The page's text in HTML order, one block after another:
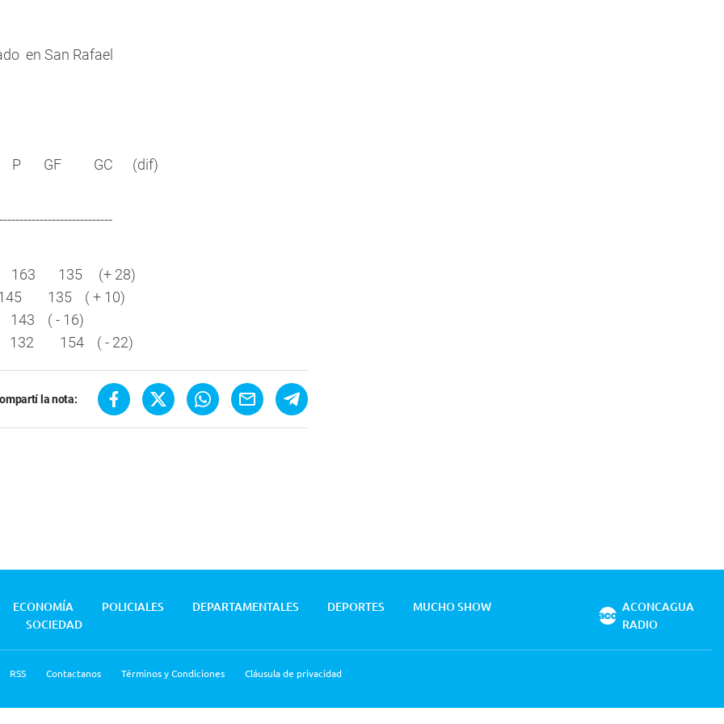
en San Rafael
GF GC (dif)
0 163 135 (+ 28)
145 135 ( + 10)
143 ( - 16)
3 132 154 ( - 22)
la nota:
ECONOMÍA POLICIALES DEPARTAMENTALES DEPORTES
MUCHO SHOW
SOCIEDAD
RSS Contactanos Términos y Condiciones Cláusula de privacidad
ACONCAGUA
RADIO